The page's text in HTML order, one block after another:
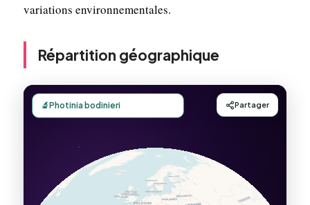
variations environnementales.
Répartition géographique